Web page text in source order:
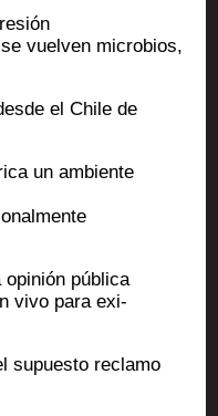
vuel­ven micro­bios,
el Chile de
un ambiente
opi­nión públi­ca
vivo para exi­
supues­to reclamo